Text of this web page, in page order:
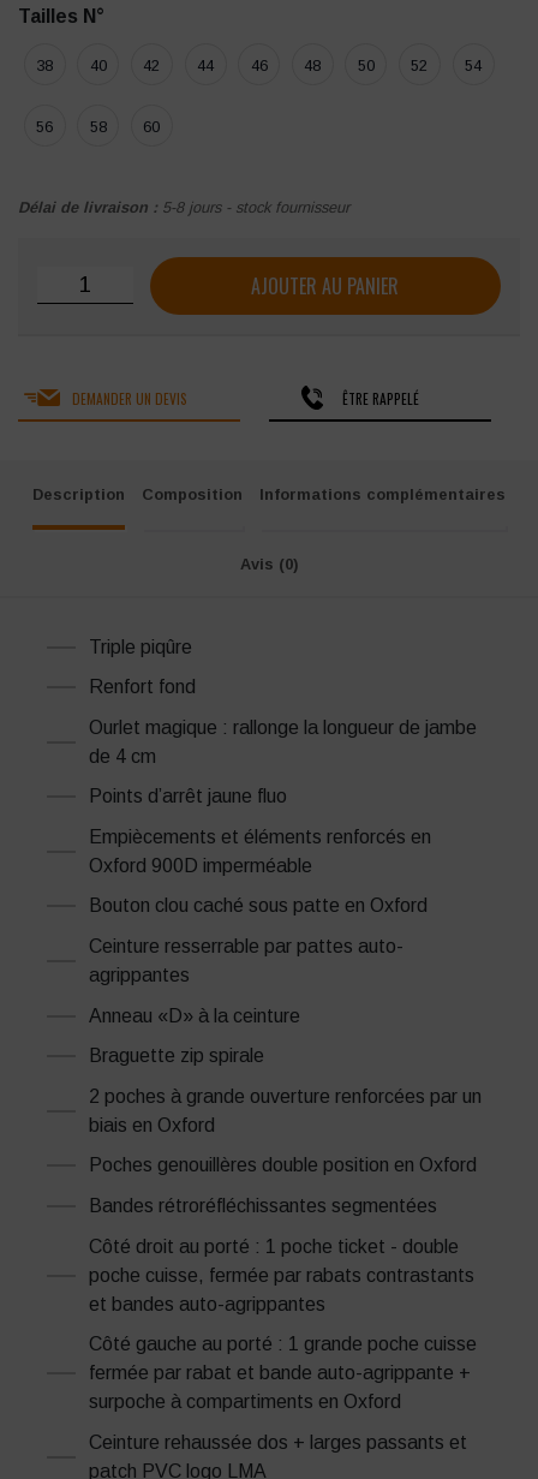
Tailles N°
38 40 42 44 46 48 50 52 54
56 58 60
Délai de livraison : 5-8 jours - stock fournisseur
quantité de Pantalon multipoche bicolore LMA Polarisation
AJOUTER AU PANIER
DEMANDER UN DEVIS ÊTRE RAPPELÉ
Description Composition Informations complémentaires
Avis (0)
Triple piqûre
Renfort fond
Ourlet magique : rallonge la longueur de jambe
de 4 cm
Points d’arrêt jaune fluo
Empiècements et éléments renforcés en
Oxford 900D imperméable
Bouton clou caché sous patte en Oxford
Ceinture resserrable par pattes auto-
agrippantes
Anneau «D» à la ceinture
Braguette zip spirale
2 poches à grande ouverture renforcées par un
biais en Oxford
Poches genouillères double position en Oxford
Bandes rétroréfléchissantes segmentées
Côté droit au porté : 1 poche ticket - double
poche cuisse, fermée par rabats contrastants
et bandes auto-agrippantes
Côté gauche au porté : 1 grande poche cuisse
fermée par rabat et bande auto-agrippante +
surpoche à compartiments en Oxford
Ceinture rehaussée dos + larges passants et
patch PVC logo LMA